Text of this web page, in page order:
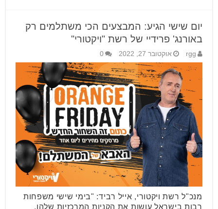
יום שישי הגיע: המבצעים הכי משתלמים רק
באורנג' פרידיי של רשת "ויקטורי"
rgg אוקטובר 27, 2022 0
מנכ"ל רשת ויקטורי, אייל רביד: "בימי שישי משפחות
רבות בישראל עושות את הקניות המרכזיות שלהן,